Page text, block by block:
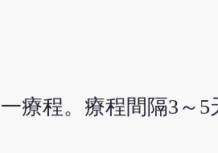
療程。療程間隔3～